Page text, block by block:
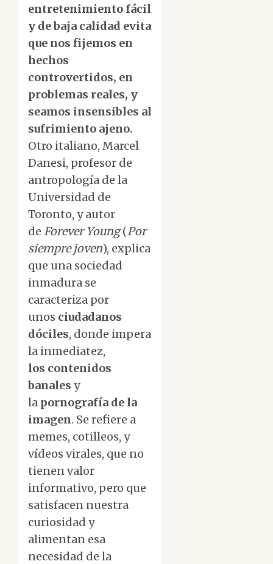
entretenimiento fácil
y de baja calidad evita
que nos fijemos en
hechos
controvertidos, en
problemas reales, y
seamos insensibles al
sufrimiento ajeno.
Otro italiano, Marcel
Danesi, profesor de
antropología de la
Universidad de
Toronto, y autor
de Forever Young(Por
siempre joven), explica
que una sociedad
inmadura se
caracteriza por
unos ciudadanos
dóciles, donde impera
la inmediatez,
los contenidos
banales y
la pornografía de la
imagen. Se refiere a
memes, cotilleos, y
vídeos virales, que no
tienen valor
informativo, pero que
satisfacen nuestra
curiosidad y
alimentan esa
necesidad de la